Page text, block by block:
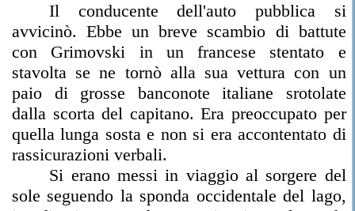
Il conducente dell'auto pubblica si
avvicinò. Ebbe un breve scambio di battute
con Grimovski in un francese stentato e
stavolta se ne tornò alla sua vettura con un
paio di grosse banconote italiane srotolate
dalla scorta del capitano. Era preoccupato per
quella lunga sosta e non si era accontentato di
rassicurazioni verbali.
Si erano messi in viaggio al sorgere del
sole seguendo la sponda occidentale del lago,